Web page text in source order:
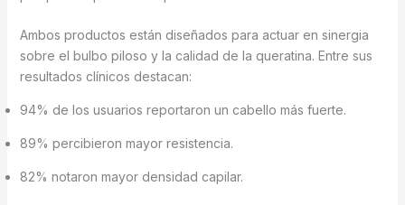
Ambos productos están diseñados para actuar en sinergia
sobre el bulbo piloso y la calidad de la queratina. Entre sus
resultados clínicos destacan:
94% de los usuarios reportaron un cabello más fuerte.
89% percibieron mayor resistencia.
82% notaron mayor densidad capilar.